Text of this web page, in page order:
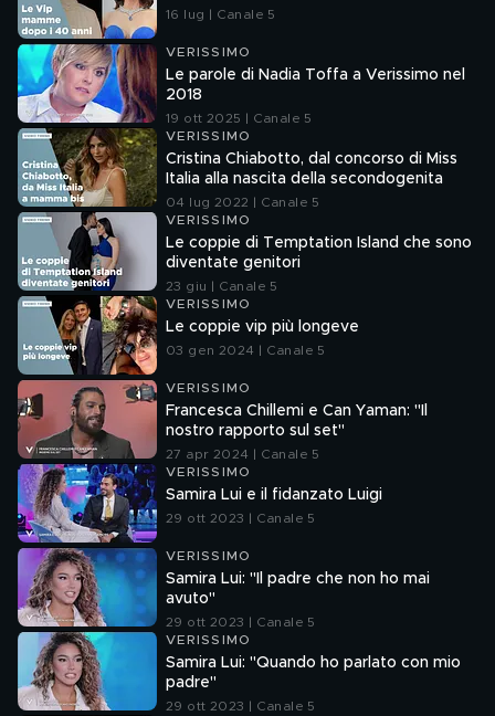
16 lug | Canale 5
VERISSIMO
Le parole di Nadia Toffa a Verissimo nel
2018
19 ott 2025 | Canale 5
VERISSIMO
Cristina Chiabotto, dal concorso di Miss
Italia alla nascita della secondogenita
04 lug 2022 | Canale 5
VERISSIMO
Le coppie di Temptation Island che sono
diventate genitori
23 giu | Canale 5
VERISSIMO
Le coppie vip più longeve
03 gen 2024 | Canale 5
VERISSIMO
Francesca Chillemi e Can Yaman: "Il
nostro rapporto sul set"
27 apr 2024 | Canale 5
VERISSIMO
Samira Lui e il fidanzato Luigi
29 ott 2023 | Canale 5
VERISSIMO
Samira Lui: "Il padre che non ho mai
avuto"
29 ott 2023 | Canale 5
VERISSIMO
Samira Lui: "Quando ho parlato con mio
padre"
29 ott 2023 | Canale 5